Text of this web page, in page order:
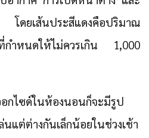
โดยเส้นประสีแดงคือปริมาณ
กำหนดให้ไม่ควรเกิน 1,000
กไซด์ในห้องนอนก็จะมีรูป
แต่ต่างกันเล็กน้อยในช่วงเช้า